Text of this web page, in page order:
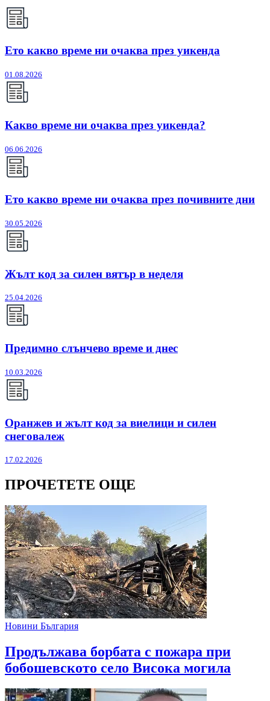
Ето какво време ни очаква през уикенда
01.08.2026
Какво време ни очаква през уикенда?
06.06.2026
Ето какво време ни очаква през почивните дни
30.05.2026
Жълт код за силен вятър в неделя
25.04.2026
Предимно слънчево време и днес
10.03.2026
Оранжев и жълт код за виелици и силен
снеговалеж
17.02.2026
ПРОЧЕТЕТЕ ОЩЕ
Новини България
Продължава борбата с пожара при
бобошевското село Висока могила